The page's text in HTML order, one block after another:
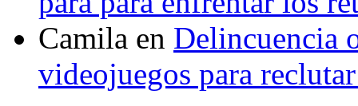
Camila en Delincuencia
videojuegos para